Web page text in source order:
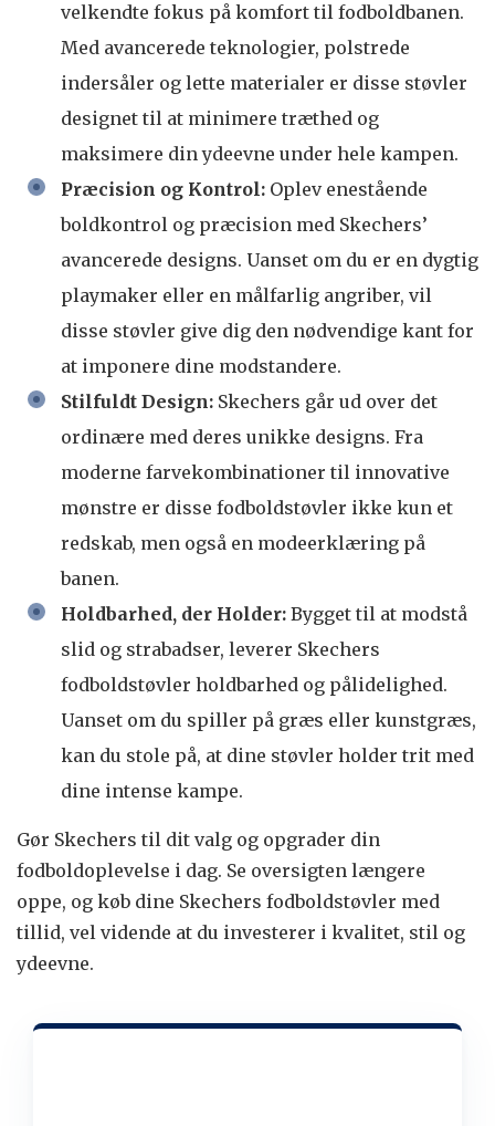
velkendte fokus på komfort til fodboldbanen.
Med avancerede teknologier, polstrede
indersåler og lette materialer er disse støvler
designet til at minimere træthed og
maksimere din ydeevne under hele kampen.
Præcision og Kontrol: Oplev enestående
boldkontrol og præcision med Skechers’
avancerede designs. Uanset om du er en dygtig
playmaker eller en målfarlig angriber, vil
disse støvler give dig den nødvendige kant for
at imponere dine modstandere.
Stilfuldt Design: Skechers går ud over det
ordinære med deres unikke designs. Fra
moderne farvekombinationer til innovative
mønstre er disse fodboldstøvler ikke kun et
redskab, men også en modeerklæring på
banen.
Holdbarhed, der Holder: Bygget til at modstå
slid og strabadser, leverer Skechers
fodboldstøvler holdbarhed og pålidelighed.
Uanset om du spiller på græs eller kunstgræs,
kan du stole på, at dine støvler holder trit med
dine intense kampe.
Gør Skechers til dit valg og opgrader din
fodboldoplevelse i dag. Se oversigten længere
oppe, og køb dine Skechers fodboldstøvler med
tillid, vel vidende at du investerer i kvalitet, stil og
ydeevne.